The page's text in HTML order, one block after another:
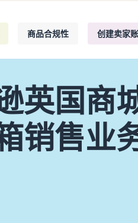
商品合规性 创建卖家
英国商
销售业